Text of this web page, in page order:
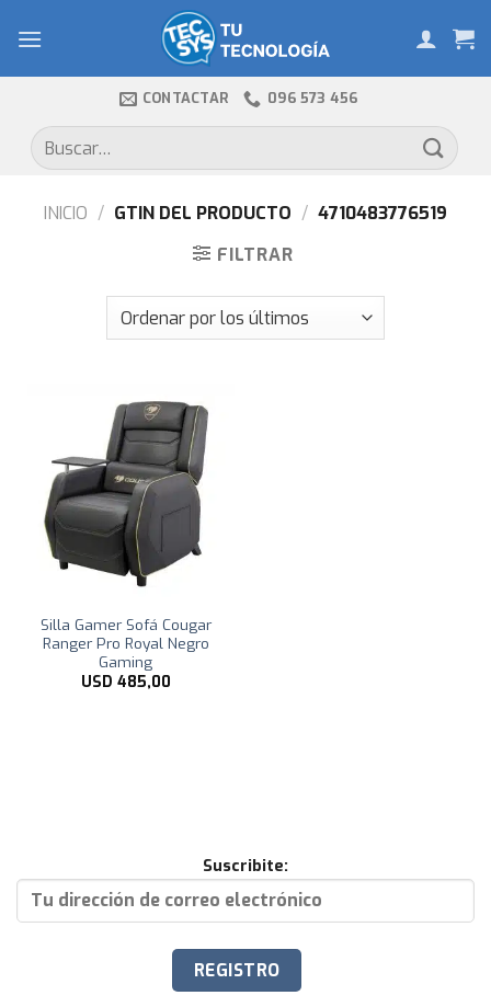
CONTACTAR 096 573 456
Buscar
por:
INICIO / GTIN DEL PRODUCTO / 4710483776519
FILTRAR
Silla Gamer Sofá Cougar
Ranger Pro Royal Negro
Gaming
USD 485,00
Suscribite: